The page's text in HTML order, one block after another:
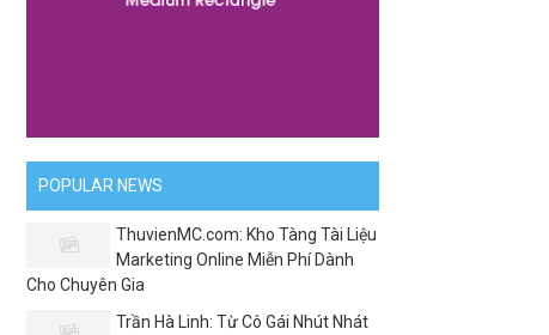
POPULAR NEWS
ThuvienMC.com: Kho Tàng Tài Liệu
Marketing Online Miễn Phí Dành
Cho Chuyên Gia
Trần Hà Linh: Từ Cô Gái Nhút Nhát